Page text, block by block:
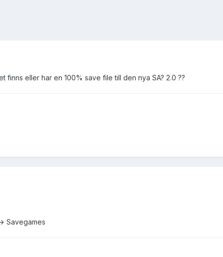
finns eller har en 100% save file till den nya SA? 2.0 ??
Savegames